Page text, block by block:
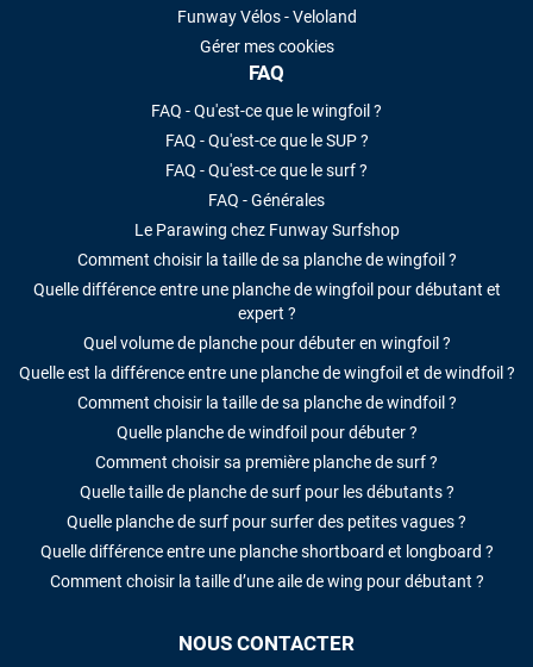
Funway Vélos - Veloland
Gérer mes cookies
FAQ
FAQ - Qu'est-ce que le wingfoil ?
FAQ - Qu'est-ce que le SUP ?
FAQ - Qu'est-ce que le surf ?
FAQ - Générales
Le Parawing chez Funway Surfshop
Comment choisir la taille de sa planche de wingfoil ?
Quelle différence entre une planche de wingfoil pour débutant et
expert ?
Quel volume de planche pour débuter en wingfoil ?
Quelle est la différence entre une planche de wingfoil et de windfoil ?
Comment choisir la taille de sa planche de windfoil ?
Quelle planche de windfoil pour débuter ?
Comment choisir sa première planche de surf ?
Quelle taille de planche de surf pour les débutants ?
Quelle planche de surf pour surfer des petites vagues ?
Quelle différence entre une planche shortboard et longboard ?
Comment choisir la taille d’une aile de wing pour débutant ?
NOUS CONTACTER